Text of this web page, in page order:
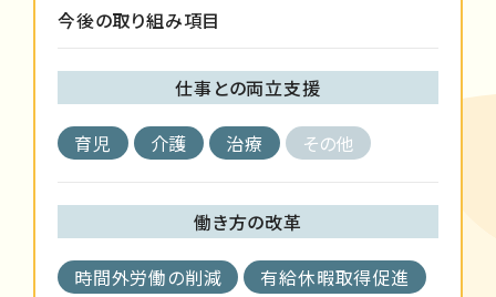
今後の取り組み項目
仕事との両立支援
育児 介護 治療 その他
働き方の改革
時間外労働の削減
有給休暇取得促進